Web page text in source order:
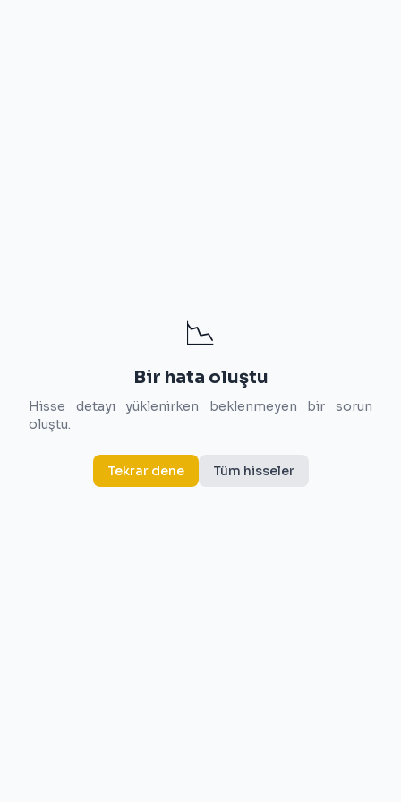
📉
Bir hata oluştu
Hisse detayı yüklenirken beklenmeyen bir sorun
oluştu.
Tekrar dene Tüm hisseler